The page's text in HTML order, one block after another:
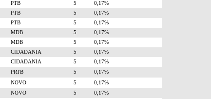
PTB 5
0,17%
PTB 5
0,17%
PTB 5
0,17%
MDB 5
0,17%
MDB 5
0,17%
CIDADANIA 5
0,17%
CIDADANIA 5
0,17%
PRTB 5
0,17%
NOVO 5
0,17%
NOVO 5 0,17%